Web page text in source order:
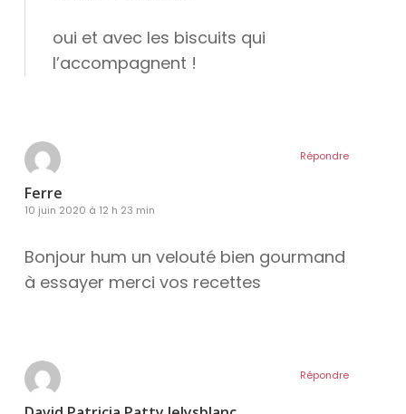
oui et avec les biscuits qui
l’accompagnent !
Ferre
10 juin 2020 à 12 h 23 min
Bonjour hum un velouté bien gourmand
à essayer merci vos recettes
Répondre
Répondre